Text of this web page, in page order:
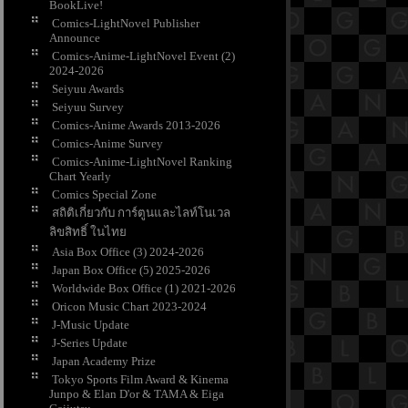
BookLive!
Comics-LightNovel Publisher
Announce
Comics-Anime-LightNovel Event (2)
2024-2026
Seiyuu Awards
Seiyuu Survey
Comics-Anime Awards 2013-2026
Comics-Anime Survey
Comics-Anime-LightNovel Ranking
Chart Yearly
Comics Special Zone
สถิติเกี่ยวกับ การ์ตูนและไลท์โนเวล
ลิขสิทธิ์ ในไท
Asia Box Office (3) 2024-2026
Japan Box Office (5) 2025-2026
Worldwide Box Office (1) 2021-2026
Oricon Music Chart 2023-2024
J-Music Update
J-Series Update
Japan Academy Prize
Tokyo Sports Film Award & Kinema
Junpo & Elan D'or & TAMA & Eiga